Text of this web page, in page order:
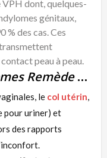
VPH dont, quelques-
génitaux,
% des cas. Ces
peau à peau.
Symptômes des Condylomes Remède Naturel
le col utérin,
pour uriner) et
des rapports